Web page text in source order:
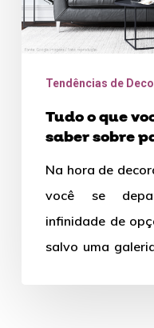
papel
de
paredeTendências de
Tudo o que
saber sobre
Na hora de
você se
infinidade de
salvo uma